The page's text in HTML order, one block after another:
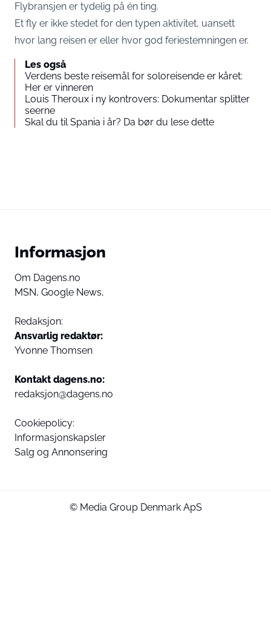
Flybransjen er tydelig på én ting.
Et fly er ikke stedet for den typen aktivitet, uansett
hvor lang reisen er eller hvor god feriestemningen er.
Les også
Verdens beste reisemål for soloreisende er kåret:
Her er vinneren
Louis Theroux i ny kontrovers: Dokumentar splitter
seerne
Skal du til Spania i år? Da bør du lese dette
Informasjon
Om Dagens.no
MSN, Google News,
Redaksjon:
Ansvarlig redaktør:
Yvonne Thomsen
Kontakt dagens.no:
redaksjon@dagens.no
Cookiepolicy:
Informasjonskapsler
Salg og Annonsering
© Media Group Denmark ApS